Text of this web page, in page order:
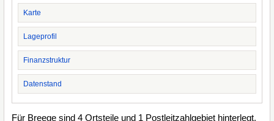
Karte
Lageprofil
Finanzstruktur
Datenstand
Für Breege sind 4 Ortsteile und 1 Postleitzahlgebiet hinterlegt.